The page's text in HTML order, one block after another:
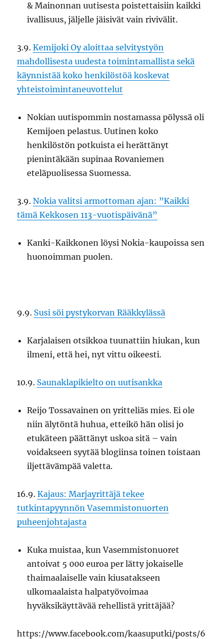
& Mainonnan uutisesta poistettaisiin kaikki
ivallisuus, jäljelle jäisivät vain rivivälit.
3.9.Kemijoki Oy aloittaa selvitystyön
mahdollisesta uudesta toimintamallista sekä
käynnistää koko henkilöstöä koskevat
yhteistoimintaneuvottelut
Nokian uutispommin nostamassa pölyssä oli
Kemijoen pelastus. Uutinen koko
henkilöstön potkuista ei herättänyt
pienintäkään supinaa Rovaniemen
eteläpuolisessa Suomessa.
3.9.Nokia valitsi armottoman ajan: ”Kaikki
tämä Kekkosen 113-vuotispäivänä”
Kanki-Kaikkonen löysi Nokia-kaupoissa sen
huonoimman puolen.
9.9. Susi söi pystykorvan Rääkkylässä
Karjalaisen otsikkoa tuunattiin hiukan, kun
ilmeni, että hei, nyt vittu oikeesti.
10.9. Saunaklapikielto on uutisankka
Reijo Tossavainen on yritteliäs mies. Ei ole
niin älytöntä huhua, etteikö hän olisi jo
etukäteen päättänyt uskoa sitä – vain
voidakseen syytää blogiinsa toinen toistaan
iljettävämpää valetta.
16.9.Kajaus: Marjayrittäjä tekee
tutkintapyynnön Vasemmistonuorten
puheenjohtajasta
Kuka muistaa, kun Vasemmistonuoret
antoivat 5 000 euroa per lätty jokaiselle
thaimaalaiselle vain kiusatakseen
ulkomaalaista halpatyövoimaa
hyväksikäyttävää rehellistä yrittäjää?
https://www.facebook.com/kaasuputki/posts/6